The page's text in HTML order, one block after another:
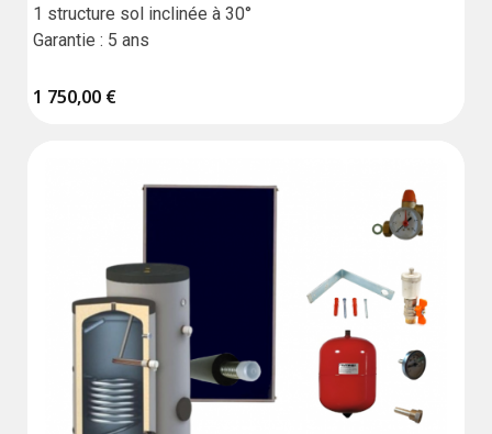
1 structure sol inclinée à 30°
Garantie : 5 ans
1 750,00 €